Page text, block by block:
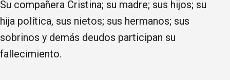
Su compañera Cristina; su madre; sus hijos; su
hija política, sus nietos; sus hermanos; sus
sobrinos y demás deudos participan su
fallecimiento.